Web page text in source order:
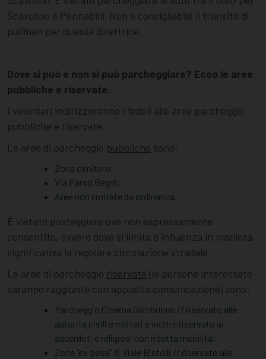
Scavolino e Pennabilli. Non è consigliabile il transito di
pullman per questa direttrice.
Dove si può e non si può parcheggiare? Ecco le aree
pubbliche e riservate.
I volontari indirizzeranno i fedeli alle aree parcheggio
pubbliche e riservate.
Le aree di parcheggio pubbliche sono:
Zona cimitero;
Via Parco Begni;
Aree non limitate da ordinanza.
È vietato posteggiare ove non espressamente
consentito, ovvero dove si limita o influenza in maniera
significativa la regolare circolazione stradale.
Le aree di parcheggio riservate (le persone interessate
saranno raggiunte con apposita comunicazione) sono:
Parcheggio Cinema Gambrinus // riservato alle
autorità civili e militari e inoltre riservato ai
sacerdoti e religiosi con ridotta mobilità;
Zona “ex pesa” di Viale Bistolli // riservato alle